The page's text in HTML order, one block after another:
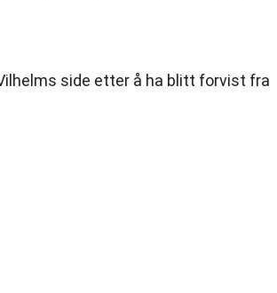
side etter å ha blitt forvist fra